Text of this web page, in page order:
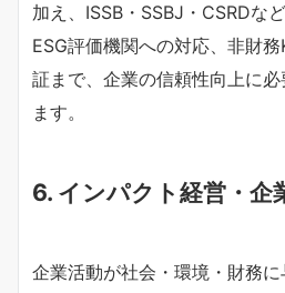
加え、ISSB・SSBJ・CSRDな
ESG評価機関への対応、非財
証まで、企業の信頼性向上に
ます。
6. インパクト経営・企
企業活動が社会・環境・財務